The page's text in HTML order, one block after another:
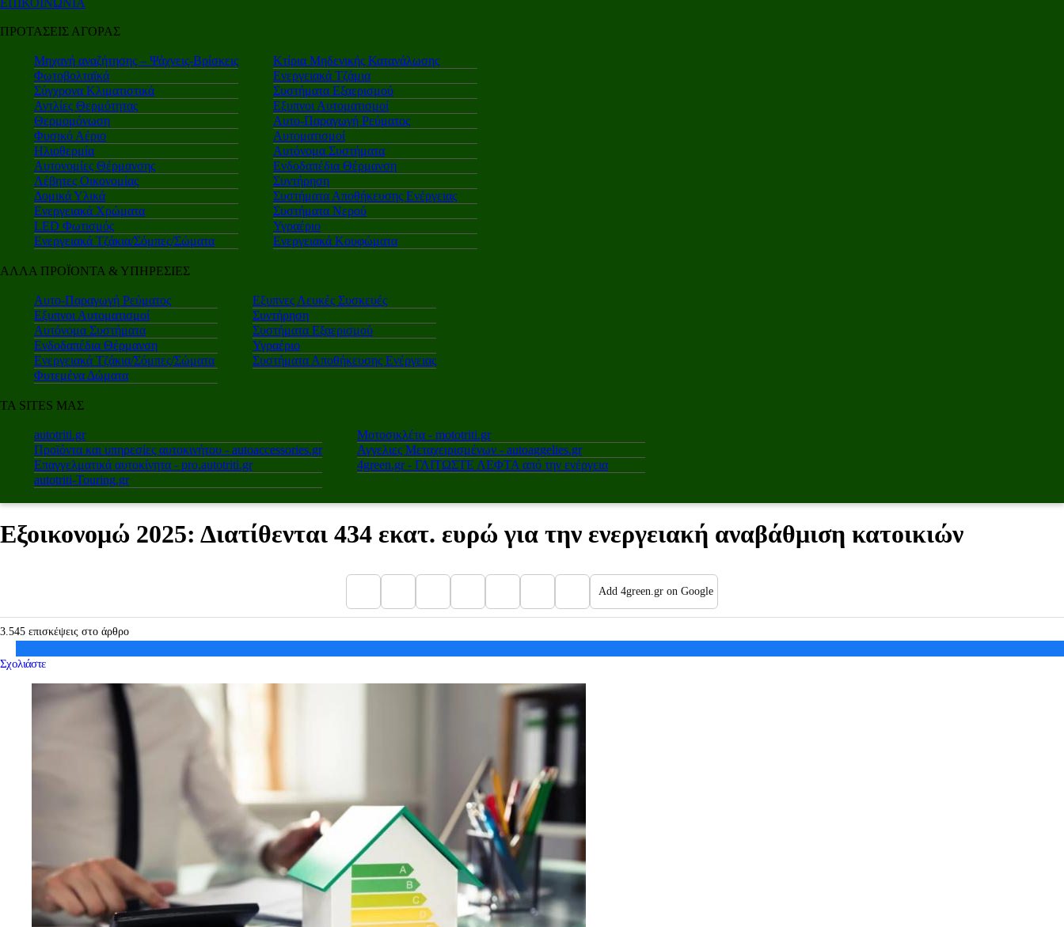
ΕΠΙΚΟΙΝΩΝΙΑ
ΠΡΟΤΑΣΕΙΣ ΑΓΟΡΑΣ
Μηχανή αναζήτησης – Ψάχνεις-Βρίσκεις
Φωτοβολταϊκά
Σύγχρονα Κλιματιστικά
Αντλίες Θερμότητας
Θερμομόνωση
Φυσικό Αέριο
Ηλιοθερμία
Αυτονομίες Θέρμανσης
Λέβητες Οικονομίας
Δομικά Υλικά
Ενεργειακά Χρώματα
LED Φωτισμός
Ενεργειακά Τζάκια/Σόμπες/Σώματα
Κτίρια Μηδενικής Κατανάλωσης
Ενεργειακά Τζάμια
Συστήματα Εξαερισμού
Εξυπνοι Αυτοματισμοί
Αυτο-Παραγωγή Ρεύματος
Αυτοματισμοί
Αυτόνομα Συστήματα
Ενδοδαπέδια Θέρμανση
Συντήρηση
Συστήματα Αποθήκευσης Ενέργειας
Συστήματα Νερού
Υγραέριο
Ενεργειακά Κουφώματα
ΑΛΛΑ ΠΡΟΪΟΝΤΑ & ΥΠΗΡΕΣΙΕΣ
Αυτο-Παραγωγή Ρεύματος
Εξυπνοι Αυτοματισμοί
Αυτόνομα Συστήματα
Ενδοδαπέδια Θέρμανση
Ενεργειακά Τζάκια/Σόμπες/Σώματα
Φυτεμένα Δώματα
Εξυπνες Λευκές Συσκευές
Συντήρηση
Συστήματα Εξαερισμού
Υγραέριο
Συστήματα Αποθήκευσης Ενέργειας
ΤΑ SITES ΜΑΣ
autotriti.gr
Προϊόντα και υπηρεσίες αυτοκινήτου - autoaccessories.gr
Επαγγελματικά αυτοκίνητα - pro.autotriti.gr
autotriti-Touring.gr
Μοτοσικλέτα - mototriti.gr
Αγγελιες Μεταχειρισμένων - autoaggelies.gr
4green.gr - ΓΛΙΤΩΣΤΕ ΛΕΦΤΑ από την ενέργεια
Εξοικονομώ 2025: Διατίθενται 434 εκατ. ευρώ για την ενεργειακή αναβάθμιση κατοικιών
Add 4green.gr on Google
3.545 επισκέψεις στο άρθρο
Σχολιάστε